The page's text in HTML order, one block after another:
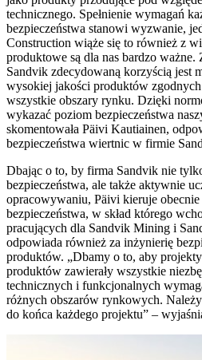
technicznego. Spełnienie wymagań
bezpieczeństwa stanowi wyzwanie,
Construction wiąże się to również z
produktowe są dla nas bardzo
Sandvik zdecydowaną korzyścią jest
wysokiej jakości produktów
wszystkie obszary rynku. Dzięki
wykazać poziom bezpieczeństwa
skomentowała Päivi Kautiainen,
bezpieczeństwa wiertnic w firmie
Dbając o to, by firma Sandvik nie
bezpieczeństwa, ale także aktywnie
opracowywaniu, Päivi kieruje obecnie
bezpieczeństwa, w skład którego
pracujących dla Sandvik Mining i
odpowiada również za inżynierię
produktów. „Dbamy o to, aby
produktów zawierały wszystkie
technicznych i funkcjonalnych
różnych obszarów rynkowych.
do końca każdego projektu” –